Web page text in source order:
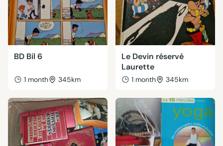
BD Bil 6
1 month 345km
Le Devin réservé
Laurette
1 month 345km